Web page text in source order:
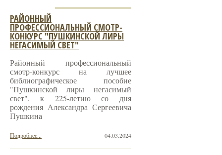
РАЙОННЫЙ
ПРОФЕССИОНАЛЬНЫЙ СМОТР-
КОНКУРС "ПУШКИНСКОЙ ЛИРЫ
НЕГАСИМЫЙ СВЕТ"
Районный профессиональный
смотр-конкурс на лучшее
библиографическое пособие
"Пушкинской лиры негасимый
свет", к 225-летию со дня
рождения Александра Сергеевича
Пушкина
04.03.2024
Подробнее...